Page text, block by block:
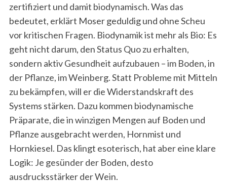
zertifiziert und damit biodynamisch. Was das
bedeutet, erklärt Moser geduldig und ohne Scheu
vor kritischen Fragen. Biodynamik ist mehr als Bio: Es
geht nicht darum, den Status Quo zu erhalten,
sondern aktiv Gesundheit aufzubauen – im Boden, in
der Pflanze, im Weinberg. Statt Probleme mit Mitteln
zu bekämpfen, will er die Widerstandskraft des
Systems stärken. Dazu kommen biodynamische
Präparate, die in winzigen Mengen auf Boden und
Pflanze ausgebracht werden, Hornmist und
Hornkiesel. Das klingt esoterisch, hat aber eine klare
Logik: Je gesünder der Boden, desto
ausdrucksstärker der Wein.